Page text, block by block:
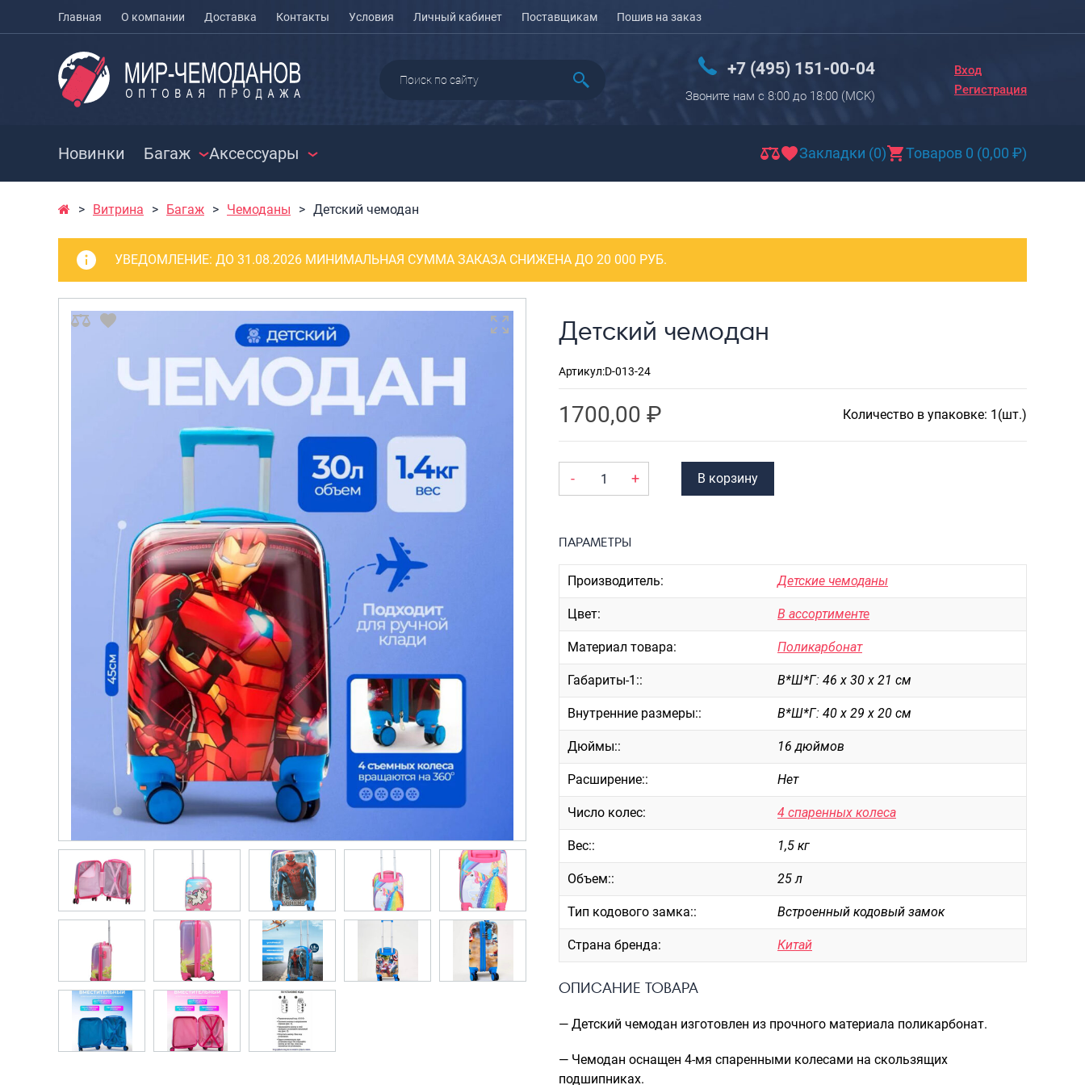
Главная О компании Доставка Контакты Условия Личный кабинет Поставщикам Пошив на заказ
+7 (495) 151-00-04
Звоните нам с 8:00 до 18:00 (МCK)
Вход
Регистрация
Новинки Багаж
Чемоданы на колесах
Чемоданы для
животных
Пилоты на колесах
Рюкзаки детские для
детских чемоданов
Бьюти-кейсы
САКВОЯЖИ
СУМКИ
Сумки колесные
Сумки спортивные
Сумки деловые
Сумки поясные
Сумки пляжные
Сумки для ноутбуков
Сумки-тележки
Сумки-рюкзаки на
колёсах
Сумки детские
Рюкзаки городские
Рюкзаки
подростковые
Ранцы школьные
Рюкзаки детские
Рюкзаки
рыбалки
ШОППЕРЫ
Кейсы
Аксессуары Закладки (0) Товаров 0 (0,00 ₽)
Новинки
Чемоданы на колесах
Рюкзаки детские для детских
РАСПРОДАЖА
Сумки
Сумки колесные
Сумки пляжные
Сумки для ноутбуков
Сумки-тележки хозяйственные
Сумки-рюкзаки на колёсах
Сумки детские
Рюкзаки
Рюкзаки школьные
Рюкзаки подростковые
Рюкзаки для охоты-рыбалки
Кейсы
Планшеты
Витрина Багаж Чемоданы Детский чемодан
УВЕДОМЛЕНИЕ: ДО 31.08.2026 МИНИМАЛЬНАЯ СУММА ЗАКАЗА СНИЖЕНА ДО 20 000 РУБ.
Детский чемодан
Артикул:D-013-24
1700,00 ₽ Количество в упаковке: 1(шт.)
- + В корзину
ПАРАМЕТРЫ
Производитель: Детские чемоданы
Цвет: В ассортименте
Материал товара: Поликарбонат
Габариты-1:: В*Ш*Г: 46 х 30 х 21 см
Внутренние размеры:: В*Ш*Г: 40 х 29 х 20 см
Дюймы:: 16 дюймов
Расширение:: Нет
Число колес: 4 спаренных колеса
Вес:: 1,5 кг
Объем:: 25 л
Тип кодового замка:: Встроенный кодовый замок
Страна бренда: Китай
ОПИСАНИЕ ТОВАРА
— Детский чемодан изготовлен из прочного материала поликарбонат.
— Чемодан оснащен 4-мя спаренными колесами на скользящих
подшипниках.